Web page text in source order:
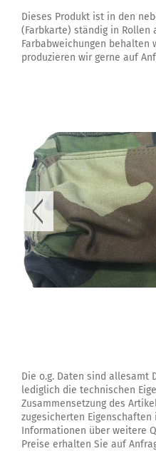
Dieses Produkt ist in den
(Farbkarte) ständig in Rollen
Farbabweichungen behalten
produzieren wir gerne auf
Die o.g. Daten sind allesamt
lediglich die technischen
Zusammensetzung des
zugesicherten Eigenschaften
Informationen über weitere
Preise erhalten Sie auf